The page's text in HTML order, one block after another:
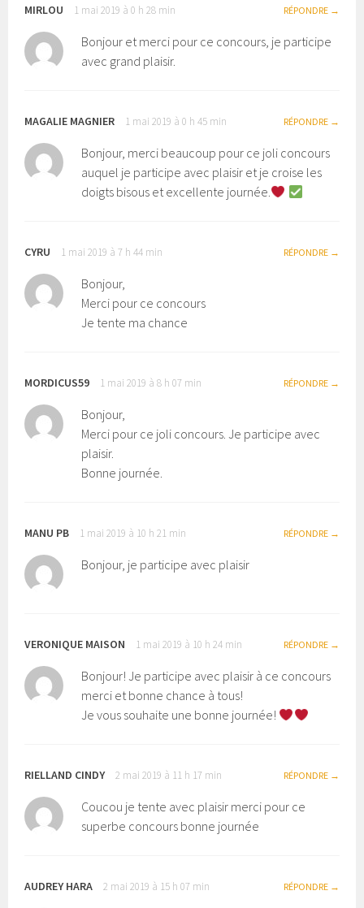
MIRLOU 1 mai 2019 à 0 h 28 min RÉPONDRE
Bonjour et merci pour ce concours, je participe
avec grand plaisir.
MAGALIE MAGNIER 1 mai 2019 à 0 h 45 min RÉPONDRE
Bonjour, merci beaucoup pour ce joli concours
auquel je participe avec plaisir et je croise les
doigts bisous et excellente journée.
CYRU 1 mai 2019 à 7 h 44 min RÉPONDRE
Bonjour,
Merci pour ce concours
Je tente ma chance
MORDICUS59 1 mai 2019 à 8 h 07 min RÉPONDRE
Bonjour,
Merci pour ce joli concours. Je participe avec
plaisir.
Bonne journée.
MANU PB 1 mai 2019 à 10 h 21 min RÉPONDRE
Bonjour, je participe avec plaisir
VERONIQUE MAISON 1 mai 2019 à 10 h 24 min RÉPONDRE
Bonjour! Je participe avec plaisir à ce concours
merci et bonne chance à tous!
Je vous souhaite une bonne journée!
RIELLAND CINDY 2 mai 2019 à 11 h 17 min RÉPONDRE
Coucou je tente avec plaisir merci pour ce
superbe concours bonne journée
AUDREY HARA 2 mai 2019 à 15 h 07 min RÉPONDRE